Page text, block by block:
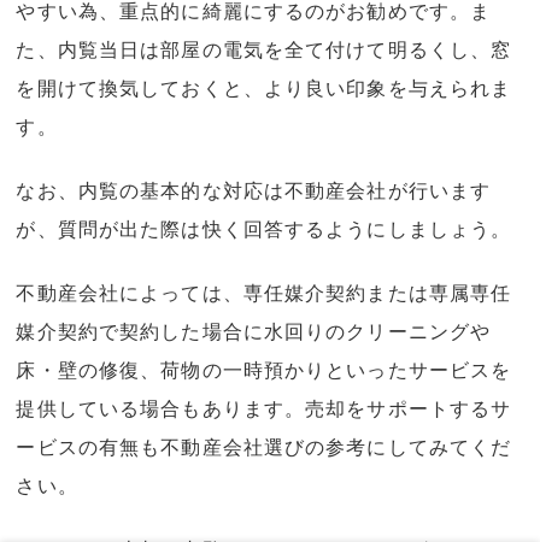
やすい為、重点的に綺麗にするのがお勧めです。ま
た、内覧当日は部屋の電気を全て付けて明るくし、窓
を開けて換気しておくと、より良い印象を与えられま
す。
なお、内覧の基本的な対応は不動産会社が行います
が、質問が出た際は快く回答するようにしましょう。
不動産会社によっては、専任媒介契約または専属専任
媒介契約で契約した場合に水回りのクリーニングや
床・壁の修復、荷物の一時預かりといったサービスを
提供している場合もあります。売却をサポートするサ
ービスの有無も不動産会社選びの参考にしてみてくだ
さい。